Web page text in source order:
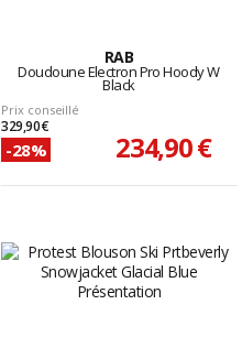
RAB
Doudoune Electron Pro Hoody W
Black
Prix conseillé
329,90 €
-28% 234,90 €